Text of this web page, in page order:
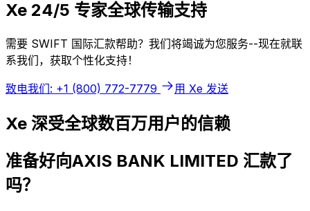
Xe 24/5 专家全球传输支持
需要 SWIFT 国际汇款帮助？我们将竭诚为您服务--现在就联
系我们，获取个性化支持！
致电我们: +1 (800) 772-7779 用 Xe 发送
Xe 深受全球数百万用户的信赖
准备好向AXIS BANK LIMITED 汇款了
吗？